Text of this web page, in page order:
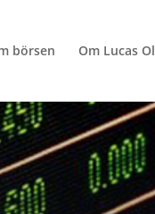
börsen Om Lucas